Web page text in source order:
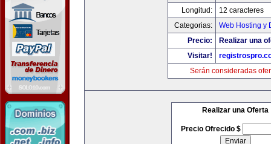
Longitud:
12 caracteres
Categorias:
Web Hosting y
Precio:
Realizar una
Visitar!
Serán consideradas
Realizar una Oferta
Precio Ofrecido $